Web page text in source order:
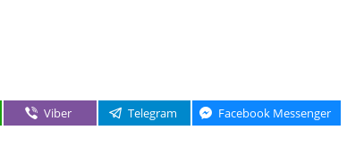
Viber Telegram Facebook Messenger